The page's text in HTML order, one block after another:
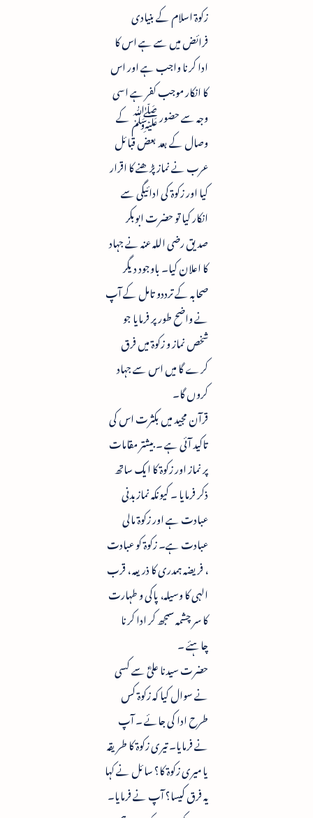
زکوۃ اسلام کے بنیادی
فرائض میں سے ہے اس کا
ادا کرنا واجب ہے اور اس
کا انکار موجب کفر ہے اسی
وجہ سے حضور ﷺ کے
وصال کے بعد بعض قبائل
عرب نے نمازپڑھنے کا اقرار
کیا اور زکوۃ کی ادائیگی سے
انکار کیا تو حضرت ابوبکر
صدیق رضی اللہ عنہ نے جہاد
کا اعلان کیا۔ باوجود دیگر
صحابہ کے ترددو تامل کے آپ
نے واضح طور پر فرمایا جو
شخص نماز و زکوۃ میں فرق
کرے گا میں اس سے جہاد
کروں گا۔
قرآن مجید میں بکثرت اس کی
تاکید آئی ہے ۔ بیشتر مقامات
پر نماز اور زکوۃ کا ایک ساتھ
ذکر فرمایا ۔ کیونکہ نمازبدنی
عبادت ہے اور زکوۃ مالی
عبادت ہے۔ زکوۃ کو عبادت
، فریضہ ہمدری کا ذریعہ ، قرب
الہی کا وسیلہ، پاکی و طہارت
کا سر چشمہ سمجھ کر ادا کرنا
چاہئے ۔
حضرت سیدنا علیؓ سے کسی
نے سوال کیا کہ زکوۃ کس
طرح ادا کی جائے ۔ آپ
نے فرمایا۔ تیری زکوۃ کا طریقہ
یا میری زکوۃ کا؟ سائل نے کہا
یہ فرق کیسا؟ آپ نے فرمایا۔